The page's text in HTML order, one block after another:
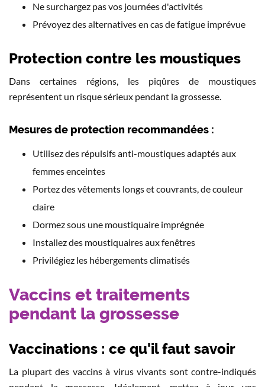
Ne surchargez pas vos journées d'activités
Prévoyez des alternatives en cas de fatigue imprévue
Protection contre les moustiques
Dans certaines régions, les piqûres de moustiques
représentent un risque sérieux pendant la grossesse.
Mesures de protection recommandées :
Utilisez des répulsifs anti-moustiques adaptés aux
femmes enceintes
Portez des vêtements longs et couvrants, de couleur
claire
Dormez sous une moustiquaire imprégnée
Installez des moustiquaires aux fenêtres
Privilégiez les hébergements climatisés
Vaccins et traitements
pendant la grossesse
Vaccinations : ce qu'il faut savoir
La plupart des vaccins à virus vivants sont contre-indiqués